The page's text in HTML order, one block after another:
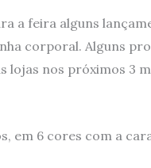
a feira alguns
corporal. Alguns
lojas nos próximos 3
em 6 cores com a